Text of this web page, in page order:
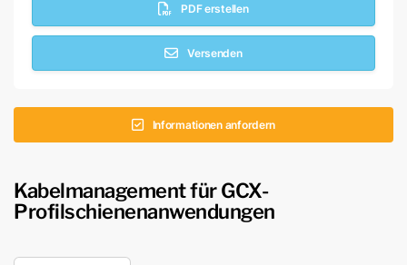
PDF erstellen
Versenden
Informationen anfordern
Kabelmanagement für GCX-
Profilschienenanwendungen